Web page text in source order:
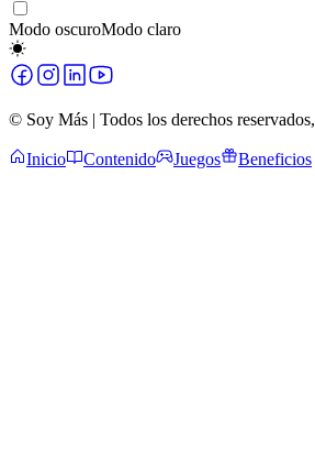
Modo oscuroModo claro
© Soy Más | Todos los derechos reservados,
Inicio Contenido Juegos Beneficios